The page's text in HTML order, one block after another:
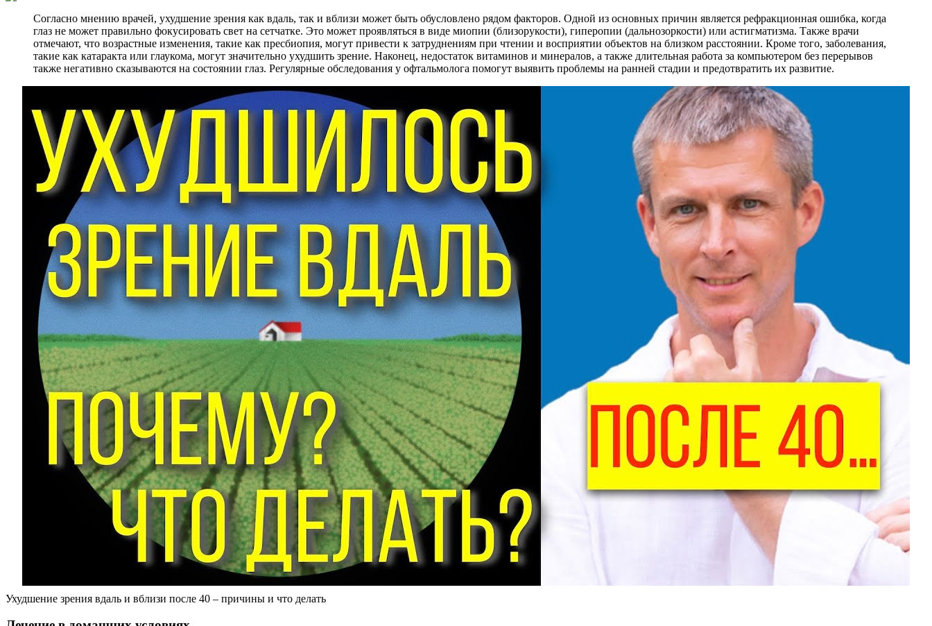
Согласно мнению врачей, ухудшение зрения как вдаль, так и вблизи может быть обусловлено рядом факторов. Одной из основных причин является рефракционная ошибка, когда
глаз не может правильно фокусировать свет на сетчатке. Это может проявляться в виде миопии (близорукости), гиперопии (дальнозоркости) или астигматизма. Также врачи
отмечают, что возрастные изменения, такие как пресбиопия, могут привести к затруднениям при чтении и восприятии объектов на близком расстоянии. Кроме того, заболевания,
такие как катаракта или глаукома, могут значительно ухудшить зрение. Наконец, недостаток витаминов и минералов, а также длительная работа за компьютером без перерывов
также негативно сказываются на состоянии глаз. Регулярные обследования у офтальмолога помогут выявить проблемы на ранней стадии и предотвратить их развитие.
Ухудшение зрения вдаль и вблизи после 40 – причины и что делать